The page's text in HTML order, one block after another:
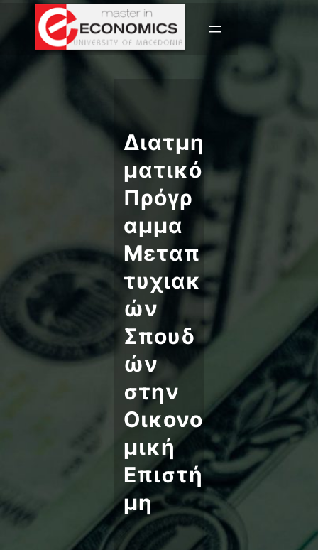
Διατμη
ματικό
Πρόγρ
αμμα
Μεταπ
τυχιακ
ών
Σπουδ
ών
στην
Οικονο
μική
Επιστή
μη